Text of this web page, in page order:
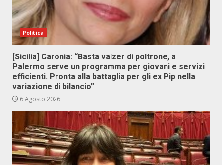
Politica
[Sicilia] Caronia: “Basta valzer di poltrone, a
Palermo serve un programma per giovani e servizi
efficienti. Pronta alla battaglia per gli ex Pip nella
variazione di bilancio”
6 Agosto 2026